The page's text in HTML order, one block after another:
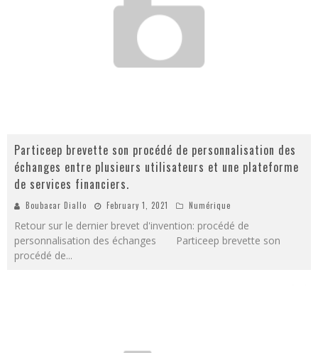
Particeep brevette son procédé de personnalisation des
échanges entre plusieurs utilisateurs et une plateforme
de services financiers.
Boubacar Diallo February 1, 2021 Numérique
Retour sur le dernier brevet d'invention: procédé de
personnalisation des échanges Particeep brevette son
procédé de...